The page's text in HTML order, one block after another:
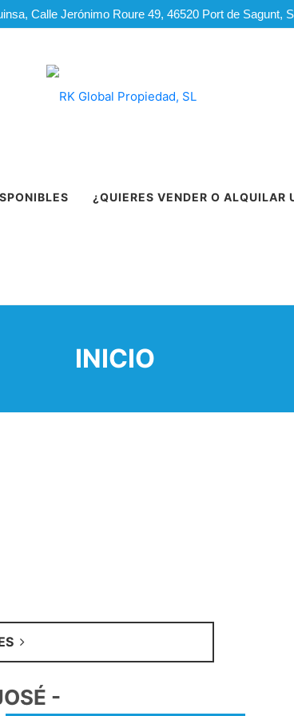
Calle Jerónimo Roure 49, 46520 Port de Sagunt,
¿QUIERES VENDER O ALQUILAR
INICIO
-